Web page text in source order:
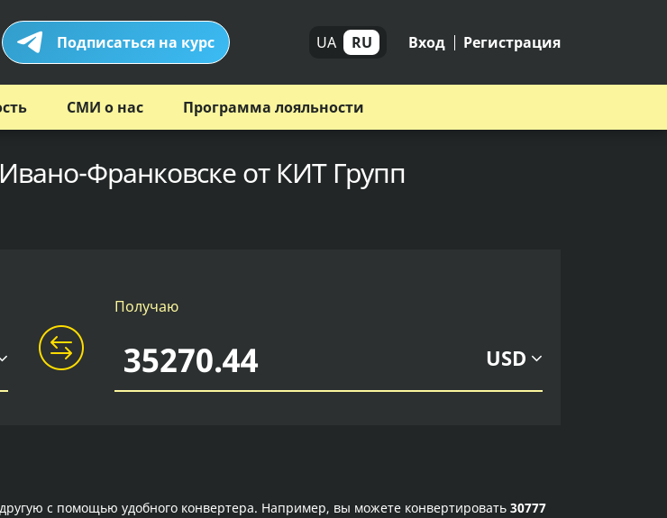
Подписаться на курс UA RU Вход Регистрация
СМИ о нас Программа лояльности
Франковске от КИТ Групп
Получаю
USD
с помощью удобного конвертера. Например, вы можете конвертировать 30777